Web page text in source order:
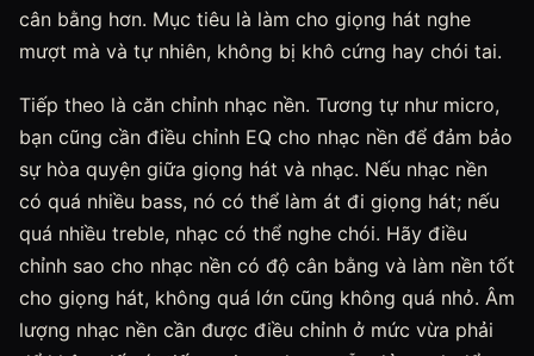
cân bằng hơn. Mục tiêu là làm cho giọng hát nghe
mượt mà và tự nhiên, không bị khô cứng hay chói tai.
Tiếp theo là căn chỉnh nhạc nền. Tương tự như micro,
bạn cũng cần điều chỉnh EQ cho nhạc nền để đảm bảo
sự hòa quyện giữa giọng hát và nhạc. Nếu nhạc nền
có quá nhiều bass, nó có thể làm át đi giọng hát; nếu
quá nhiều treble, nhạc có thể nghe chói. Hãy điều
chỉnh sao cho nhạc nền có độ cân bằng và làm nền tốt
cho giọng hát, không quá lớn cũng không quá nhỏ. Âm
lượng nhạc nền cần được điều chỉnh ở mức vừa phải